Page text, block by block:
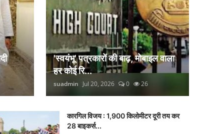
'स्वयंभू' पत्रकारों की बाढ़, मोबाइल वाला
हर कोई रि...
suadmin Jul 20, 2026 0 26
कारगिल विजय : 1,900 किलोमीटर दूरी तय कर
28 बाइकर्स...